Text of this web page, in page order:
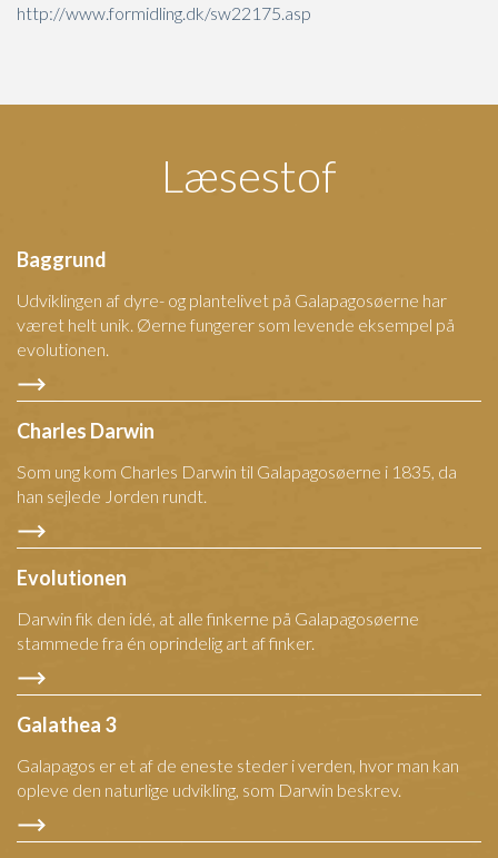
http://www.formidling.dk/sw22175.asp
Læsestof
Baggrund
Udviklingen af dyre- og plantelivet på Galapagosøerne har
været helt unik. Øerne fungerer som levende eksempel på
evolutionen.
Charles Darwin
Som ung kom Charles Darwin til Galapagosøerne i 1835, da
han sejlede Jorden rundt.
Evolutionen
Darwin fik den idé, at alle finkerne på Galapagosøerne
stammede fra én oprindelig art af finker.
Galathea 3
Galapagos er et af de eneste steder i verden, hvor man kan
opleve den naturlige udvikling, som Darwin beskrev.